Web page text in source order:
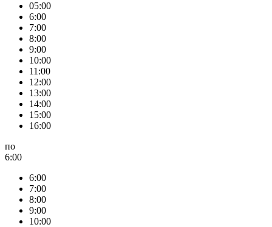
05:00
6:00
7:00
8:00
9:00
10:00
11:00
12:00
13:00
14:00
15:00
16:00
по
6:00
6:00
7:00
8:00
9:00
10:00